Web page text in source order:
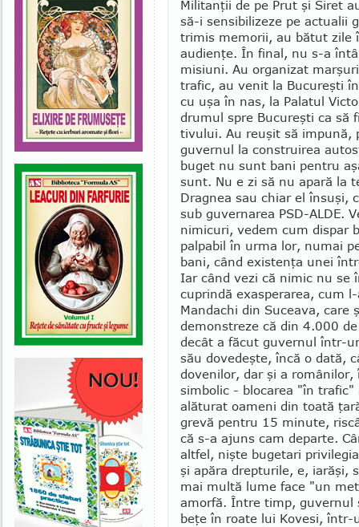
Militanţii de pe Prut şi Siret
să-i sen­sibilizeze pe actualii
trimis memorii, au bătut zile
audienţe. În final, nu s-a
misiuni. Au organizat
trafic, au venit la Bucureşti
cu uşa în nas, la Pa­latul
drumul spre Bucureşti ca
tivului. Au reuşit să impună,
guvernul la construirea
buget nu sunt bani pentru
sunt. Nu e zi să nu apară la
Dragnea sau chiar el însuşi,
sub guvernarea PSD-ALDE.
nimicuri, vedem cum dispar
pal­pa­bil în urma lor, numai
bani, când exis­tenţa unei
Iar când vezi că nimic nu se
cuprindă exasperarea, cum
Mandachi din Sucea­va,
demonstreze că din 4.000
decât a făcut guvernul într-
său dovedeşte, încă o dată,
dovenilor, dar şi a
simbolic - blocarea "în
alăturat oameni din toată
grevă pentru 15 minute,
că s-a ajuns cam departe.
altfel, nişte bu­ge­tari
şi apăra drepturile, e, iarăşi,
mai multă lume face "un
amorfă. Între timp, guvernul
beţe în roate lui Kovesi,